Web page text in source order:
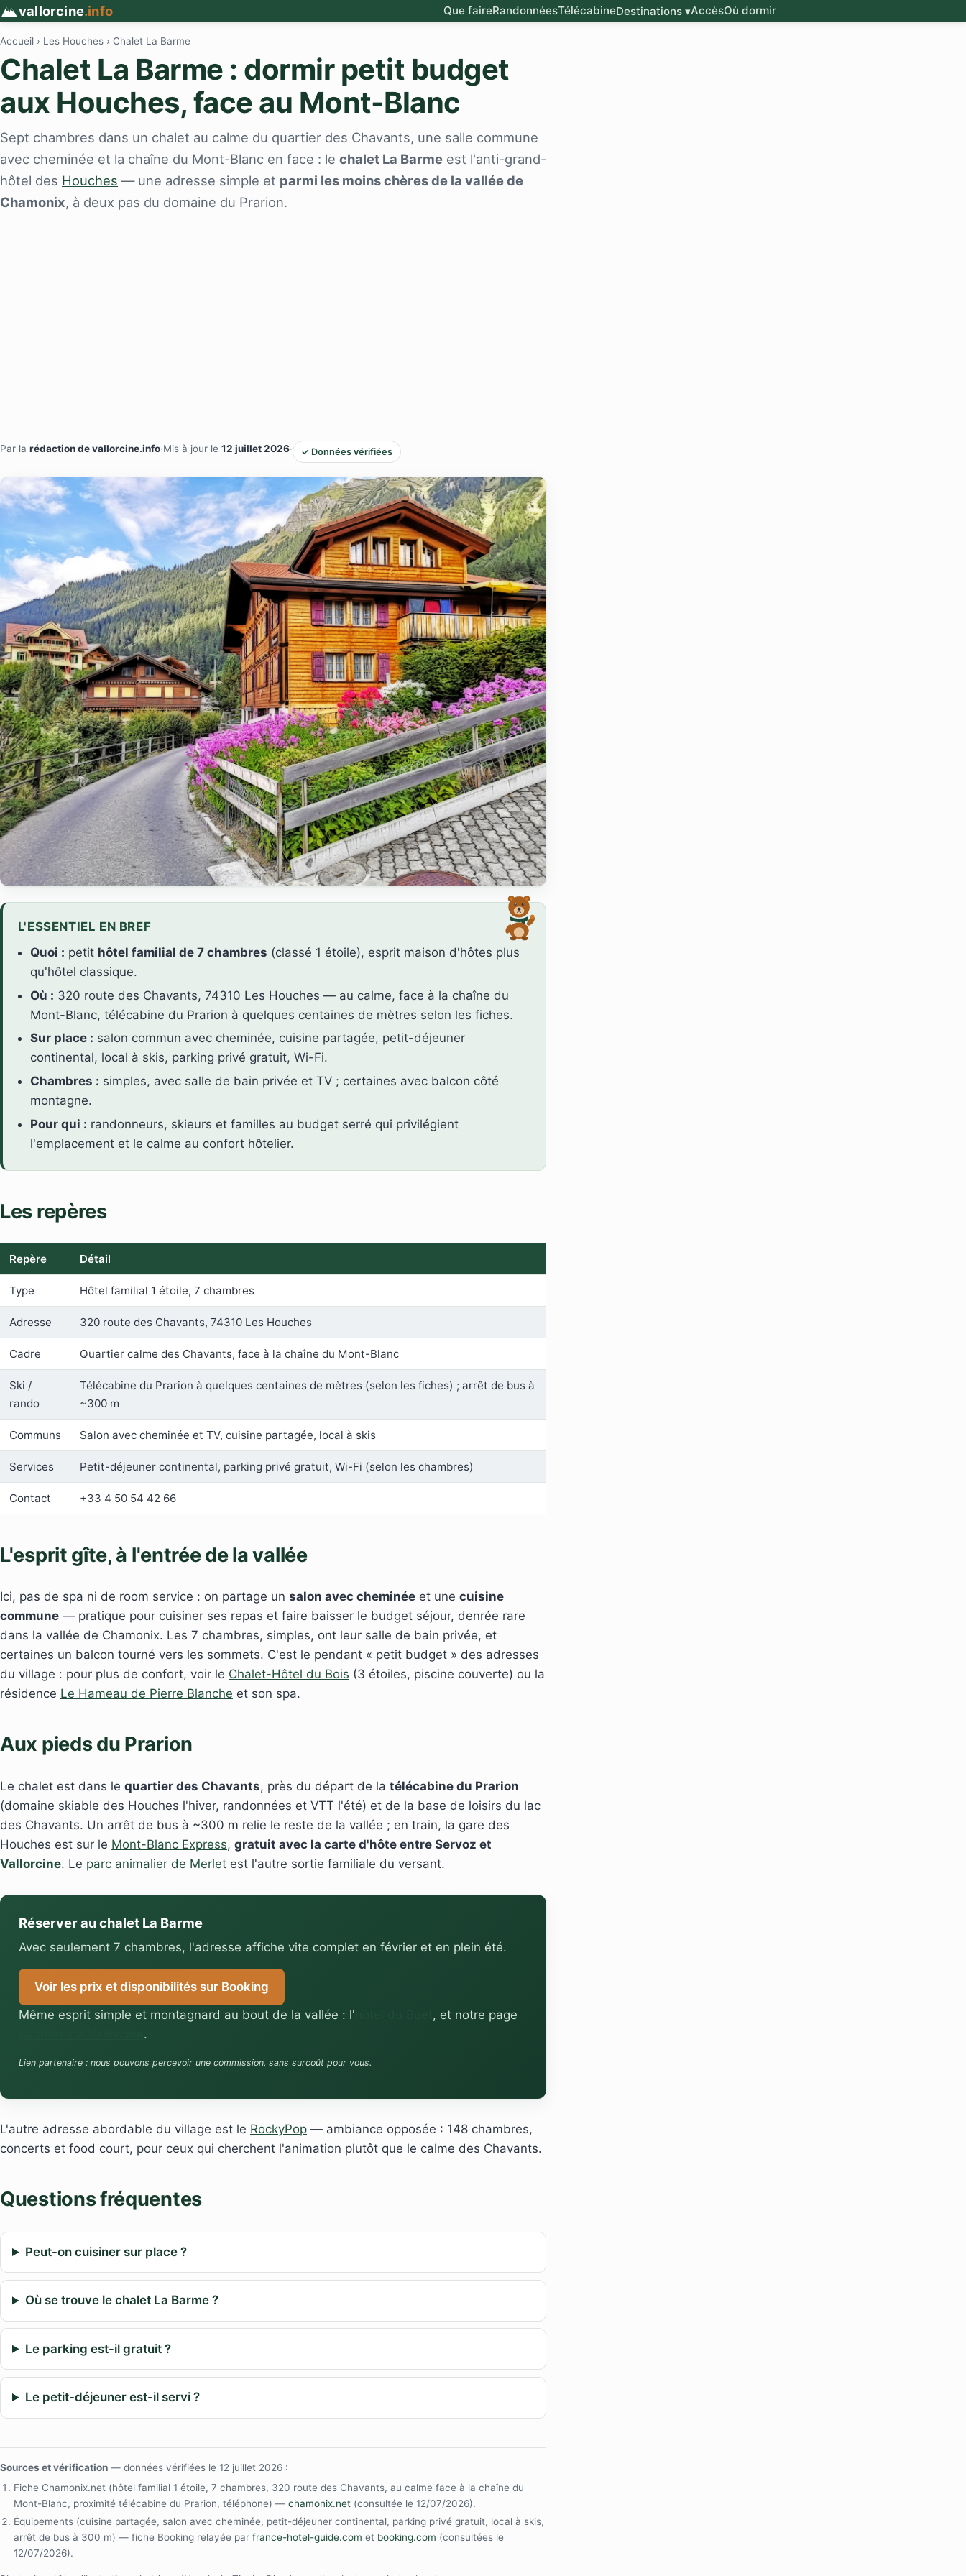
vallorcine.info Que faireRandonnéesTélécabineDestinations ▾AccèsOù dormir
Accueil › Les Houches › Chalet La Barme
Chalet La Barme : dormir petit budget
aux Houches, face au Mont-Blanc
Sept chambres dans un chalet au calme du quartier des Chavants, une salle commune
avec cheminée et la chaîne du Mont-Blanc en face : le chalet La Barme est l'anti-grand-
hôtel des Houches — une adresse simple et parmi les moins chères de la vallée de
Chamonix, à deux pas du domaine du Prarion.
Par la rédaction de vallorcine.info·Mis à jour le 12 juillet 2026· ✓ Données vérifiées
L'ESSENTIEL EN BREF
Quoi : petit hôtel familial de 7 chambres (classé 1 étoile), esprit maison d'hôtes plus
qu'hôtel classique.
Où : 320 route des Chavants, 74310 Les Houches — au calme, face à la chaîne du
Mont-Blanc, télécabine du Prarion à quelques centaines de mètres selon les fiches.
Sur place : salon commun avec cheminée, cuisine partagée, petit-déjeuner
continental, local à skis, parking privé gratuit, Wi-Fi.
Chambres : simples, avec salle de bain privée et TV ; certaines avec balcon côté
montagne.
Pour qui : randonneurs, skieurs et familles au budget serré qui privilégient
l'emplacement et le calme au confort hôtelier.
Les repères
Repère Détail
Type Hôtel familial 1 étoile, 7 chambres
Adresse 320 route des Chavants, 74310 Les Houches
Cadre Quartier calme des Chavants, face à la chaîne du Mont-Blanc
Ski /
rando
Télécabine du Prarion à quelques centaines de mètres (selon les fiches) ; arrêt de bus à
~300 m
Communs Salon avec cheminée et TV, cuisine partagée, local à skis
Services Petit-déjeuner continental, parking privé gratuit, Wi-Fi (selon les chambres)
Contact +33 4 50 54 42 66
L'esprit gîte, à l'entrée de la vallée
Ici, pas de spa ni de room service : on partage un salon avec cheminée et une cuisine
commune — pratique pour cuisiner ses repas et faire baisser le budget séjour, denrée rare
dans la vallée de Chamonix. Les 7 chambres, simples, ont leur salle de bain privée, et
certaines un balcon tourné vers les sommets. C'est le pendant « petit budget » des adresses
du village : pour plus de confort, voir le Chalet-Hôtel du Bois (3 étoiles, piscine couverte) ou la
résidence Le Hameau de Pierre Blanche et son spa.
Aux pieds du Prarion
Le chalet est dans le quartier des Chavants, près du départ de la télécabine du Prarion
(domaine skiable des Houches l'hiver, randonnées et VTT l'été) et de la base de loisirs du lac
des Chavants. Un arrêt de bus à ~300 m relie le reste de la vallée ; en train, la gare des
Houches est sur le Mont-Blanc Express, gratuit avec la carte d'hôte entre Servoz et
Vallorcine. Le parc animalier de Merlet est l'autre sortie familiale du versant.
Réserver au chalet La Barme
Avec seulement 7 chambres, l'adresse affiche vite complet en février et en plein été.
Voir les prix et disponibilités sur Booking
Même esprit simple et montagnard au bout de la vallée : l'
, et notre page
.
Lien partenaire : nous pouvons percevoir une commission, sans surcoût pour vous.
L'autre adresse abordable du village est le RockyPop — ambiance opposée : 148 chambres,
concerts et food court, pour ceux qui cherchent l'animation plutôt que le calme des Chavants.
Questions fréquentes
Peut-on cuisiner sur place ?
Où se trouve le chalet La Barme ?
Le parking est-il gratuit ?
Le petit-déjeuner est-il servi ?
Sources et vérification — données vérifiées le 12 juillet 2026 :
Fiche Chamonix.net (hôtel familial 1 étoile, 7 chambres, 320 route des Chavants, au calme face à la chaîne du
Mont-Blanc, proximité télécabine du Prarion, téléphone) —chamonix.net (consultée le 12/07/2026).
Équipements (cuisine partagée, salon avec cheminée, petit-déjeuner continental, parking privé gratuit, local à skis,
arrêt de bus à 300 m) — fiche Booking relayée parfrance-hotel-guide.com et booking.com (consultées le
12/07/2026).